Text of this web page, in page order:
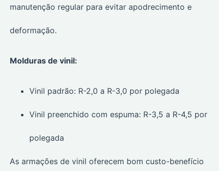
manutenção regular para evitar apodrecimento e
deformação.
Molduras de vinil:
Vinil padrão: R-2,0 a R-3,0 por polegada
Vinil preenchido com espuma: R-3,5 a R-4,5 por
polegada
As armações de vinil oferecem bom custo-benefício